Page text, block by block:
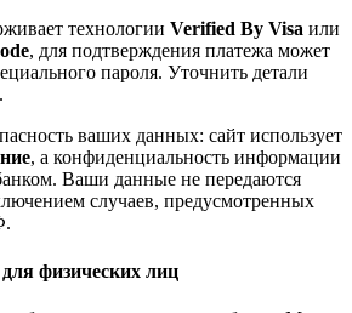
технологии Verified By Visa или
, для подтверждения платежа может
пароля. Уточнить детали
ваших данных: сайт использует
, а конфиденциальность информации
Ваши данные не передаются
случаев, предусмотренных
физических лиц